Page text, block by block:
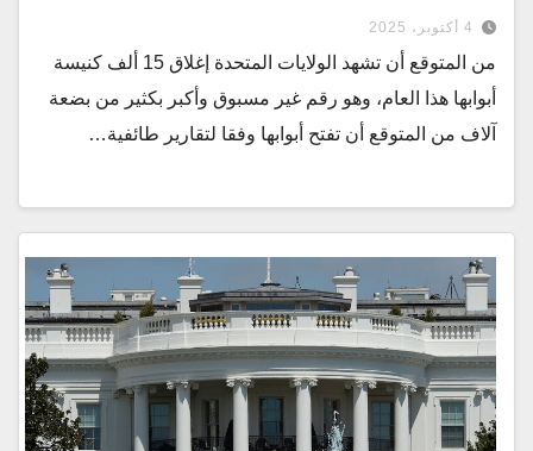
4 أكتوبر، 2025
من المتوقع أن تشهد الولايات المتحدة إغلاق 15 ألف كنيسة
أبوابها هذا العام، وهو رقم غير مسبوق وأكبر بكثير من بضعة
آلاف من المتوقع أن تفتح أبوابها وفقا لتقارير طائفية…